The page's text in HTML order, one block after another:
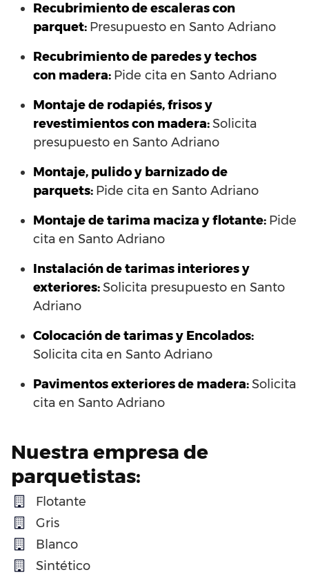
Recubrimiento de escaleras con
parquet: Presupuesto en Santo Adriano
Recubrimiento de paredes y techos
con madera: Pide cita en Santo Adriano
Montaje de rodapiés, frisos y
revestimientos con madera:Solicita
presupuesto en Santo Adriano
Montaje, pulido y barnizado de
parquets: Pide cita en Santo Adriano
Montaje de tarima maciza y flotante: Pide
cita en Santo Adriano
Instalación de tarimas interiores y
exteriores:Solicita presupuesto en Santo
Adriano
Colocación de tarimas y Encolados:
Solicita cita en Santo Adriano
Pavimentos exteriores de madera:Solicita
cita en Santo Adriano
Nuestra empresa de
parquetistas:
Flotante
Gris
Blanco
Sintético